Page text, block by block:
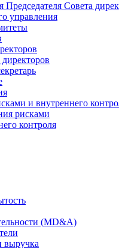
Совета
управления
и внутреннего
рисками
контроля
(MD&A)